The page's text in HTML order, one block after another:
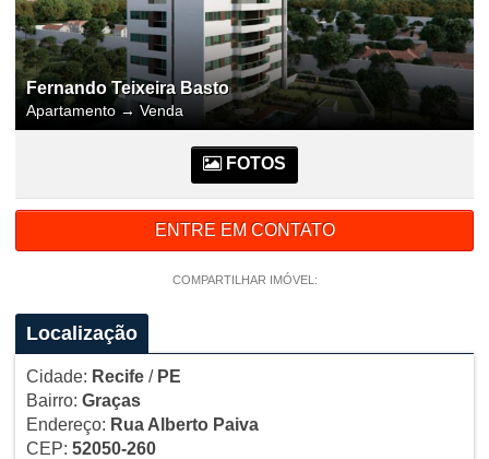
Fernando Teixeira Basto
Apartamento→ Venda
FOTOS
ENTRE EM CONTATO
COMPARTILHAR IMÓVEL:
Localização
Cidade: Recife/ PE
Bairro: Graças
Endereço: Rua Alberto Paiva
CEP: 52050-260